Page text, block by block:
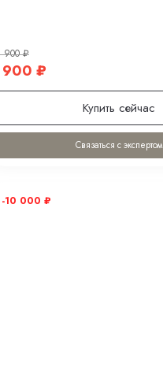
900₽
900 ₽
Купить сейчас
Связаться с экспертом
-10 000 ₽
шерсти